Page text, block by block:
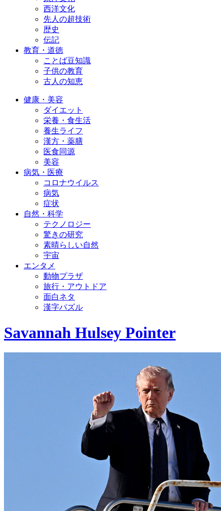
西洋文化
先人の超技術
歴史
伝記
教育・道徳
ことば豆知識
子供の教育
古人の知恵
健康・美容
ダイエット
栄養・食生活
養生ライフ
漢方・薬膳
医食同源
美容
病気・医療
コロナウイルス
病気
症状
自然・科学
テクノロジー
驚きの研究
素晴らしい自然
宇宙
エンタメ
動物プラザ
旅行・アウトドア
面白ネタ
漢字パズル
Savannah Hulsey Pointer